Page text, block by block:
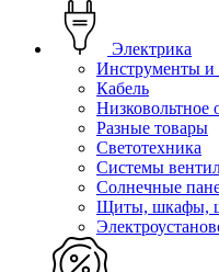
Электрика
Инструменты и
Кабель
Низковольтное
Разные товары
Светотехника
Системы
Солнечные
Щиты, шкафы,